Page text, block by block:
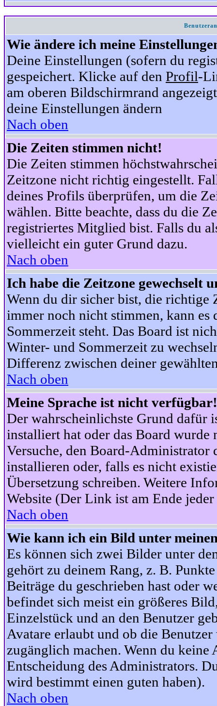
Wie ändere ich meine
Deine Einstellungen (sofern du
gespeichert. Klicke auf den Profil-
am oberen Bildschirmrand
deine Einstellungen ändern
Nach oben
Die Zeiten stimmen nicht!
Die Zeiten stimmen
Zeitzone nicht richtig eingestellt.
deines Profils überprüfen, um die
wählen. Bitte beachte, dass du die
registriertes Mitglied bist. Falls du
vielleicht ein guter Grund dazu.
Nach oben
Ich habe die Zeitzone gewechselt
Wenn du dir sicher bist, die richtige
immer noch nicht stimmen, kann es
Sommerzeit steht. Das Board ist
Winter- und Sommerzeit zu
Differenz zwischen deiner
Nach oben
Meine Sprache ist nicht verfügbar!
Der wahrscheinlichste Grund dafür
installiert hat oder das Board wurde
Versuche, den Board-Administrator
installieren oder, falls es nicht
Übersetzung schreiben. Weitere
Website (Der Link ist am Ende jeder
Nach oben
Wie kann ich ein Bild unter
Es können sich zwei Bilder unter
gehört zu deinem Rang, z. B.
Beiträge du geschrieben hast oder
befindet sich meist ein größeres
Einzelstück und an den Benutzer
Avatare erlaubt und ob die
zugänglich machen. Wenn du keine
Entscheidung des Administrators.
wird bestimmt einen guten haben).
Nach oben